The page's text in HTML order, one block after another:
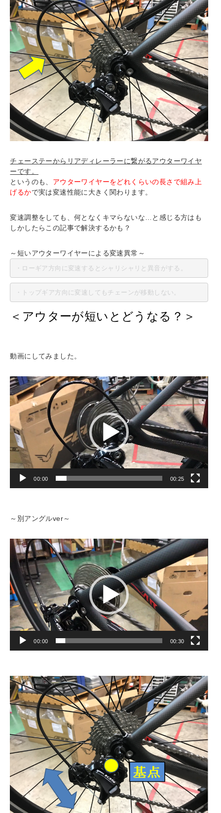
チェーステーからリアディレーラーに繋がるアウターワイヤ
ーです。
というのも、 アウターワイヤーをどれくらいの長さで組み上
げるかで実は変速性能に大きく関わります。
変速調整をしても、何となくキマらないな…と感じる方はも
しかしたらこの記事で解決するかも？
～短いアウターワイヤーによる変速異常～
・ローギア方向に変速するとシャリシャリと異音がする。
＜アウターが短いとどうなる？＞
動画にしてみました。
動
画
プ
ー
ヤ
ー
00:00 00:25
～別アングルver～
動
画
レ
ー
ヤ
ー
00:00 00:30